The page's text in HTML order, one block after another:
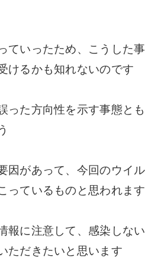
ていったため、こうした事
けるかも知れないのです
った方向性を示す事態とも
因があって、今回のウイル
っているものと思われます
報に注意して、感染しない
ただきたいと思います